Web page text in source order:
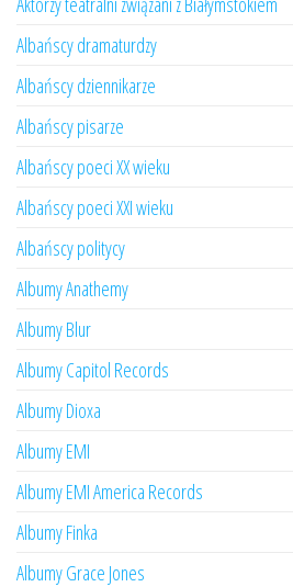
Albańscy dramaturdzy
Albańscy dziennikarze
Albańscy pisarze
Albańscy poeci XX wieku
Albańscy poeci XXI wieku
Albańscy politycy
Albumy Anathemy
Albumy Blur
Albumy Capitol Records
Albumy Dioxa
Albumy EMI
Albumy EMI America Records
Albumy Finka
Albumy Grace Jones